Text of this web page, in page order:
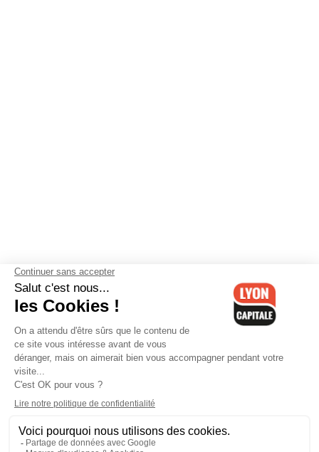
Contactez-nous-Mentions légales-CGV-Politique de